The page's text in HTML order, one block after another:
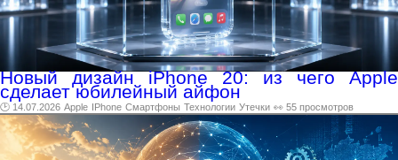
Новый дизайн iPhone 20: из чего Apple
сделает юбилейный айфон
🕑 14.07.2026 Apple IPhone Смартфоны Технологии Утечки 👀 55 просмотров